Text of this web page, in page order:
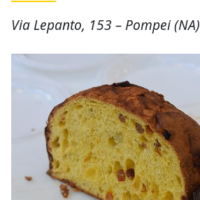
Via Lepanto, 153 – Pompei (NA)